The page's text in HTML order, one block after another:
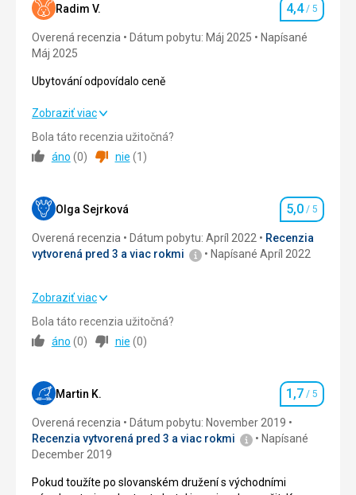
Ubytovanie 5,0/ 5
Okolie
Služby
Cena
Radim V. Hodnotenie
4,4/ 5
Overená recenzia Dátum pobytu: Máj 2025
Napísané
Máj 2025
Ubytování odpovídalo ceně
Ubytování odpovídalo ceně
Strava
Okolie 5,0/ 5
Služby 3,0/ 5
Strava
Skvělá
Služby
Wellness paráda, personál ochotný není co vytknout.
Bonus je parkování v podzemních garážích.
Táto recenzia bola preložená automaticky pomocou
Google Translate
Zobraziť viac
Bola táto recenzia užitočná?
áno (0) nie (1 )
Olga Sejrková Hodnotenie
5,0 / 5
Overená recenzia Dátum pobytu: Apríl 2022
Recenzia
vytvorená pred 3 a viac rokmi
Napísané Apríl 2022
Strava
Ubytovanie
Služby 5,0/ 5
Cena 5,0
Zobraziť viac
Bola táto recenzia užitočná?
áno (0) nie (0)
Martin K. Hodnotenie
1,7 / 5
Overená recenzia
Dátum pobytu: November 2019
Recenzia vytvorená pred 3 a viac rokmi
Napísané
December 2019
Pokud toužíte po slovanském družení s východními